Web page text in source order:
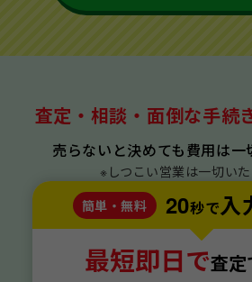
査定・相談・面倒な手続
売らないと決めても費用は一
※しつこい営業は一切い
簡単・無料
20秒で入
最短即日で査定